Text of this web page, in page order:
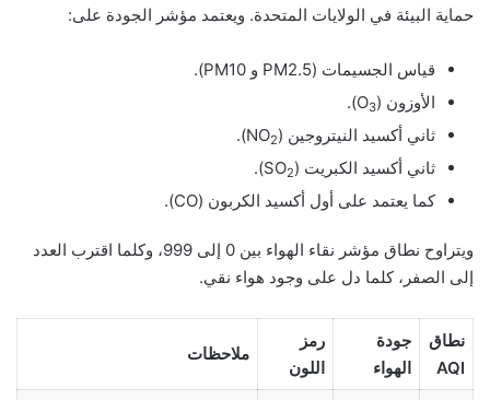
حماية البيئة في الولايات المتحدة. ويعتمد مؤشر الجودة على:
قياس الجسيمات (PM2.5 و PM10).
الأوزون (O3
).
ثاني أكسيد النيتروجين (NO2
).
ثاني أكسيد الكبريت (SO2
).
كما يعتمد على أول أكسيد الكربون (CO).
ويتراوح نطاق مؤشر نقاء الهواء بين 0 إلى 999، وكلما اقترب العدد
إلى الصفر، كلما دل على وجود هواء نقي.
نطاق
AQI
جودة
الهواء
رمز
اللون
ملاحظات